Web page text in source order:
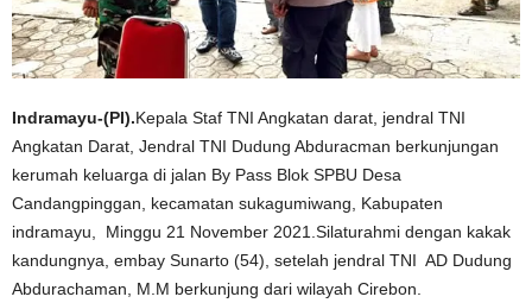
Indramayu-(PI).Kepala Staf TNI Angkatan darat, jendral TNI
Angkatan Darat, Jendral TNI Dudung Abduracman berkunjungan
kerumah keluarga di jalan By Pass Blok SPBU Desa
Candangpinggan, kecamatan sukagumiwang, Kabupaten
indramayu, Minggu 21 November 2021.Silaturahmi dengan kakak
kandungnya, embay Sunarto (54), setelah jendral TNI AD Dudung
Abdurachaman, M.M berkunjung dari wilayah Cirebon.